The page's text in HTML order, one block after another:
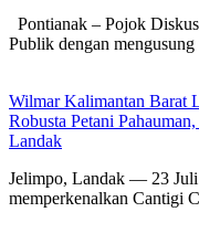
Pontianak – Pojok
Publik dengan
Wilmar Kalimantan Barat
Robusta Petani
Landak
Jelimpo, Landak — 23
memperkenalkan Cantigi